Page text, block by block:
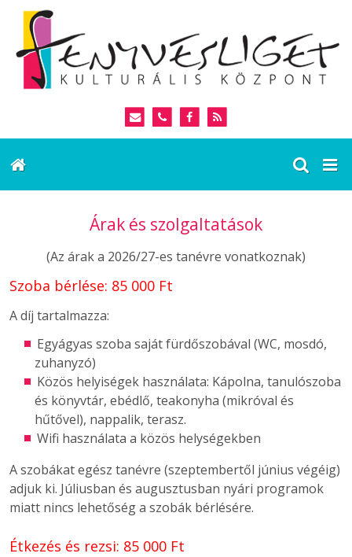
Árak és szolgaltatások
(Az árak a 2026/27-es tanévre vonatkoznak)
Szoba bérlése: 85 000 Ft
A díj tartalmazza:
Egyágyas szoba saját fürdőszobával (WC, mosdó,
zuhanyzó)
Közös helyiségek használata: Kápolna, tanulószoba
és könyvtár, ebédlő, teakonyha (mikróval és
hűtővel), nappalik, terasz.
Wifi használata a közös helységekben
A szobákat egész tanévre (szeptembertől június végéig)
adjuk ki. Júliusban és augusztusban nyári programok
miatt nincs lehetőség a szobák bérlésére.
Étkezés és rezsi: 85 000 Ft